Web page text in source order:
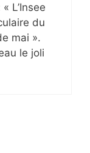
L’Insee
du
mai ».
le joli